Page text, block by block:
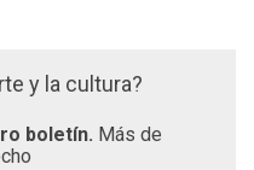
y la cultura?
boletín. Más de